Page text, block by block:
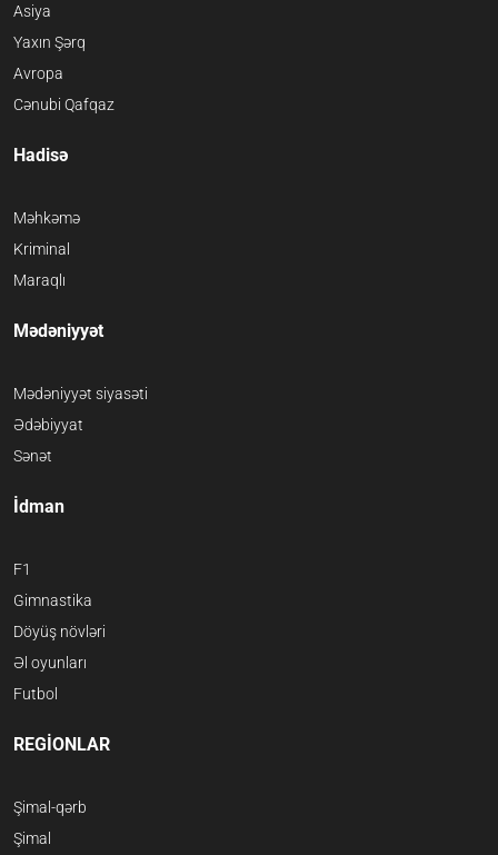
Asiya
Yaxın Şərq
Avropa
Cənubi Qafqaz
Hadisə
Məhkəmə
Kriminal
Maraqlı
Mədəniyyət
Mədəniyyət siyasəti
Ədəbiyyat
Sənət
İdman
F1
Gimnastika
Döyüş növləri
Əl oyunları
Futbol
REGİONLAR
Şimal-qərb
Şimal